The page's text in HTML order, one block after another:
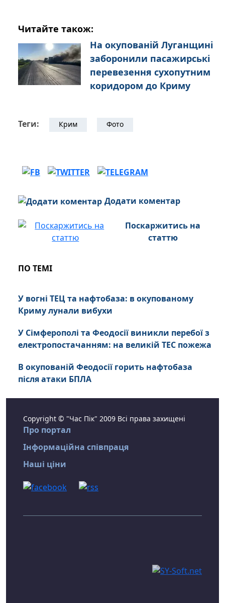
Читайте також:
На окупованій Луганщині
заборонили пасажирські
перевезення сухопутним
коридором до Криму
Теги: Крим Фото
Додати коментар
Поскаржитись на
статтю
ПО ТЕМІ
У вогні ТЕЦ та нафтобаза: в окупованому
Криму лунали вибухи
У Сімферополі та Феодосії виникли перебої з
електропостачанням: на великій ТЕС пожежа
В окупованій Феодосії горить нафтобаза
після атаки БПЛА
Copyright © "Час Пік" 2009 Всі права захищені
Про портал
Інформаційна співпраця
Наші ціни